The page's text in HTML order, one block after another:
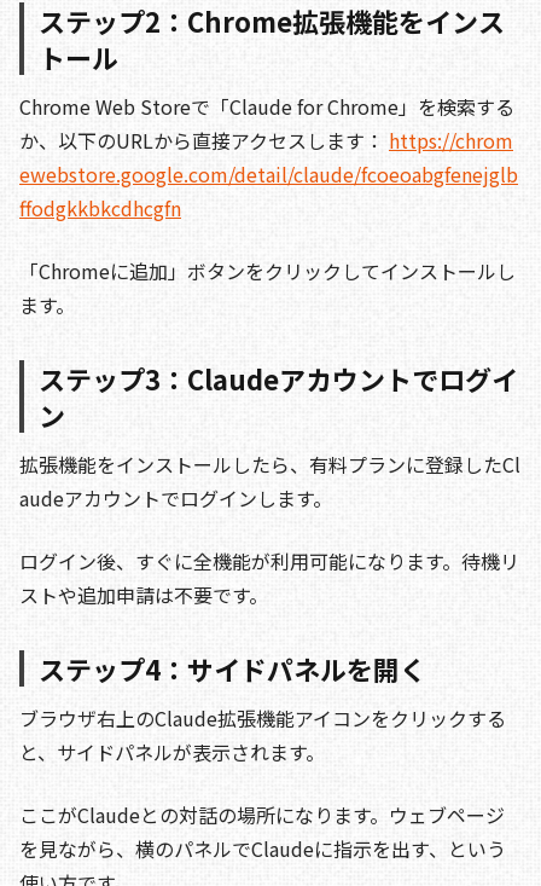
ステップ2：Chrome拡張機能をインス
トール
Chrome Web Storeで「Claude for Chrome」を検索する
か、以下のURLから直接アクセスします： https://chrom
ewebstore.google.com/detail/claude/fcoeoabgfenejglb
ffodgkkbkcdhcgfn
「Chromeに追加」ボタンをクリックしてインストールし
ます。
ステップ3：Claudeアカウントでログイ
ン
拡張機能をインストールしたら、有料プランに登録したCl
audeアカウントでログインします。
ログイン後、すぐに全機能が利用可能になります。待機リ
ストや追加申請は不要です。
ステップ4：サイドパネルを開く
ブラウザ右上のClaude拡張機能アイコンをクリックする
と、サイドパネルが表示されます。
ここがClaudeとの対話の場所になります。ウェブページ
を見ながら、横のパネルでClaudeに指示を出す、という